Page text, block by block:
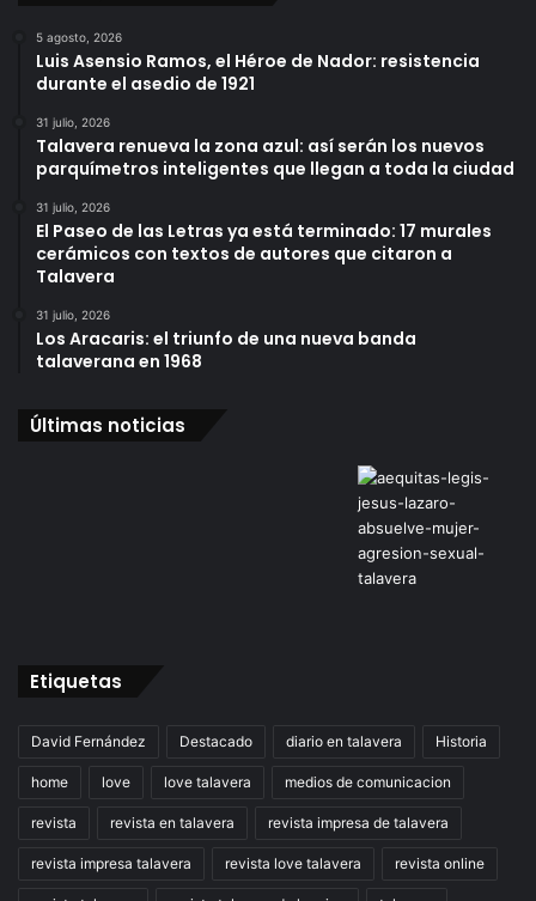
5 agosto, 2026
Luis Asensio Ramos, el Héroe de Nador: resistencia
durante el asedio de 1921
31 julio, 2026
Talavera renueva la zona azul: así serán los nuevos
parquímetros inteligentes que llegan a toda la ciudad
31 julio, 2026
El Paseo de las Letras ya está terminado: 17 murales
cerámicos con textos de autores que citaron a
Talavera
31 julio, 2026
Los Aracaris: el triunfo de una nueva banda
talaverana en 1968
Últimas noticias
Etiquetas
David Fernández Destacado diario en talavera Historia
home love love talavera medios de comunicacion
revista revista en talavera revista impresa de talavera
revista impresa talavera revista love talavera revista online